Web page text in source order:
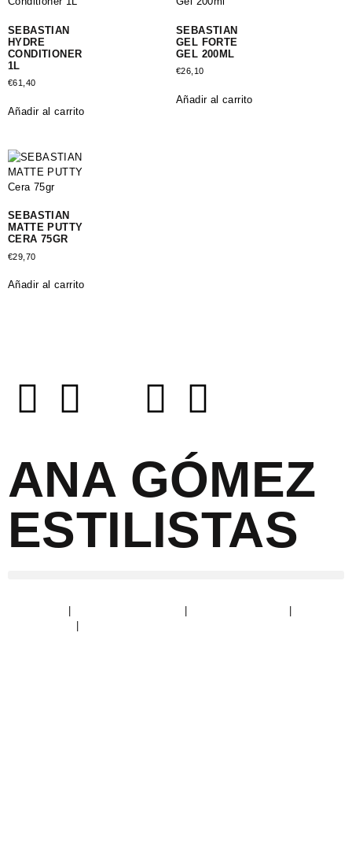
SEBASTIAN
HYDRE
CONDITIONER
1L
€61,40
Añadir al carrito
SEBASTIAN
GEL FORTE
GEL 200ML
€26,10
Añadir al carrito
SEBASTIAN
MATTE PUTTY
CERA 75GR
€29,70
Añadir al carrito
ANA GÓMEZ
ESTILISTAS